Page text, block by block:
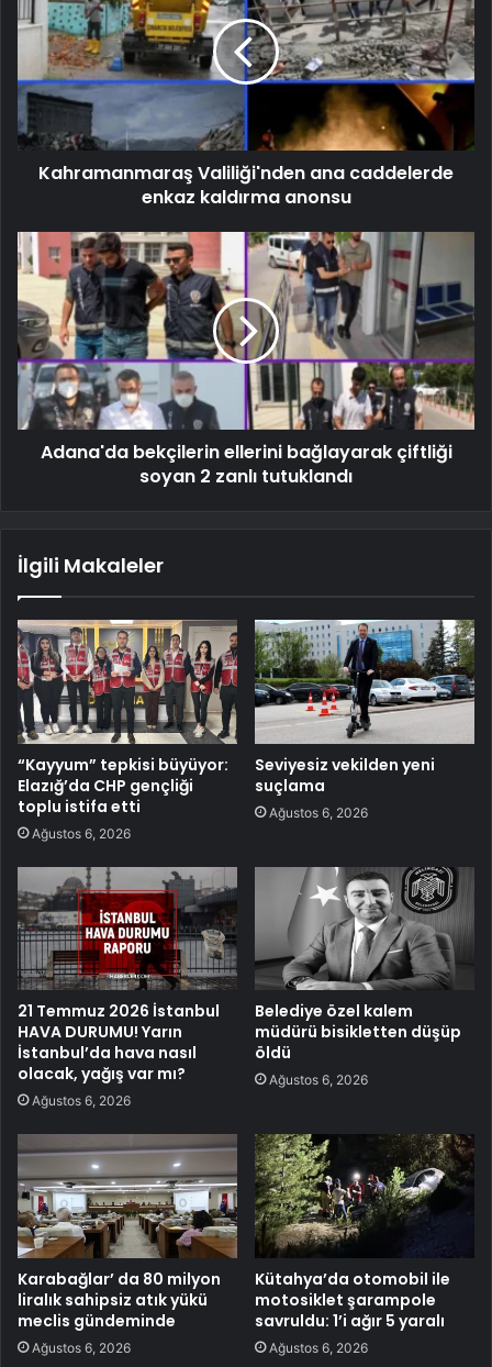
Kahramanmaraş Valiliği'nden ana caddelerde
enkaz kaldırma anonsu
Adana'da bekçilerin ellerini bağlayarak çiftliği
soyan 2 zanlı tutuklandı
İlgili Makaleler
“Kayyum” tepkisi büyüyor:
Elazığ’da CHP gençliği
toplu istifa etti
Ağustos 6, 2026
Seviyesiz vekilden yeni
suçlama
Ağustos 6, 2026
21 Temmuz 2026 İstanbul
HAVA DURUMU! Yarın
İstanbul’da hava nasıl
olacak, yağış var mı?
Ağustos 6, 2026
Belediye özel kalem
müdürü bisikletten düşüp
öldü
Ağustos 6, 2026
Karabağlar’ da 80 milyon
liralık sahipsiz atık yükü
meclis gündeminde
Ağustos 6, 2026
Kütahya’da otomobil ile
motosiklet şarampole
savruldu: 1’i ağır 5 yaralı
Ağustos 6, 2026